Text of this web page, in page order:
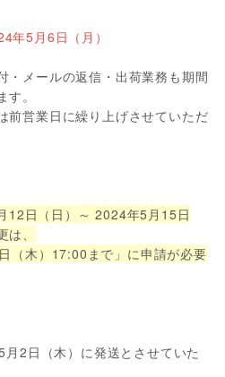
年5月6日（月）
・メールの返信・出荷業務も期間
。
前営業日に繰り上げさせていただ
12日（日）～ 2024年5月15日
、
（木）17:00まで」に申請が必要
2日（木）に発送とさせていた